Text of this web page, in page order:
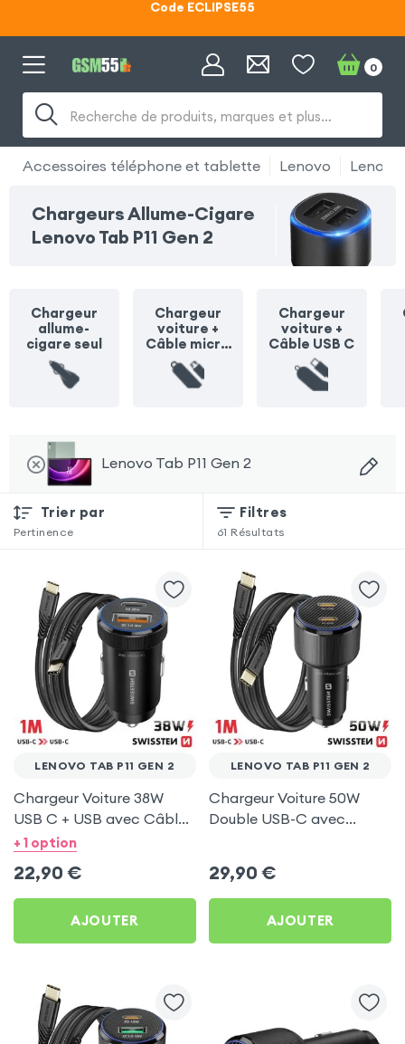
Code ECLIPSE55
Recherche de produits, marques et plus…
0
Accessoires téléphone et tablette Lenovo Lenovo
Chargeurs Allume-Cigare
Lenovo Tab P11 Gen 2
Chargeur
allume-
cigare seul
Chargeur
voiture +
Câble micro
USB
Chargeur
voiture +
Câble USB C
Lenovo Tab P11 Gen 2
Trier par
Pertinence
Filtres
61 Résultats
LENOVO TAB P11 GEN 2
Chargeur Voiture 38W
USB C + USB avec Câble
type C Swissten pour
+ 1 option
22,90 €
AJOUTER
LENOVO TAB P11 GEN 2
Chargeur Voiture 50W
Double USB-C avec
29,90 €
AJOUTER